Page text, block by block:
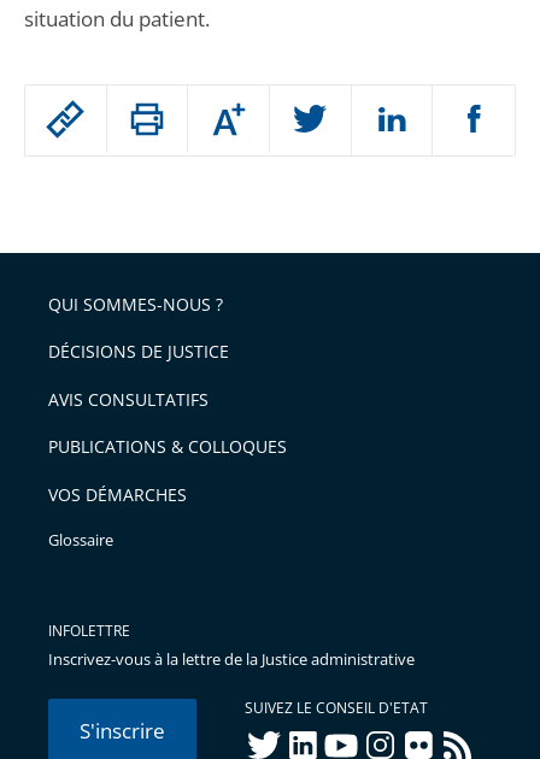
Passer
arriver
après
Augmenter
ou
l'article
pour
avant
situation du patient.
QUI SOMMES-NOUS ?
DÉCISIONS DE JUSTICE
AVIS CONSULTATIFS
PUBLICATIONS & COLLOQUES
VOS DÉMARCHES
Glossaire
INFOLETTRE
Inscrivez-vous à la lettre de la Justice administrative
S'inscrire
SUIVEZ LE CONSEIL D'ETAT
twitterlinkedInyoutubeinstagram
flickr rss